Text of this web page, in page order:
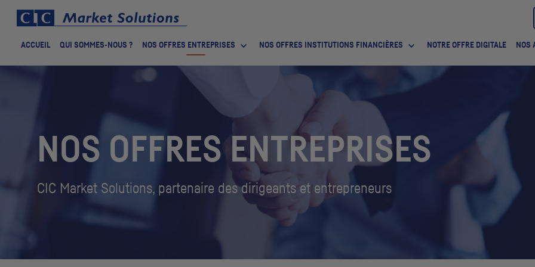
ACCUEIL QUI SOMMES-NOUS ? NOS OFFRES ENTREPRISES NOS OFFRES INSTITUTIONS FINANCIÈRES NOTRE OFFRE DIGITALE NOS
NOS OFFRES ENTREPRISES
CIC Market Solutions, partenaire des dirigeants et entrepreneurs